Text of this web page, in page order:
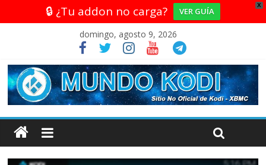
X
🔒 ¿Tu addon no carga? VER GUÍA
domingo, agosto 9, 2026